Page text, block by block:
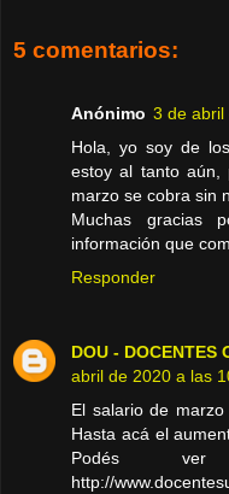
5 comentarios:
Anónimo 3 de abril
Hola, yo soy de
estoy al tanto aún,
marzo se cobra sin
Muchas gracias
información que
Responder
DOU - DOCENTES
abril de 2020 a las
El salario de
Hasta acá el
Podés
http://